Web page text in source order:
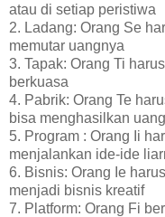
atau di setiap peristiwa
2. Ladang: Orang Se
memutar uangnya
3. Tapak: Orang Ti
berkuasa
4. Pabrik: Orang Te
bisa menghasilkan uang
5. Program : Orang Ii
menjalankan ide-ide
6. Bisnis: Orang Ie
menjadi bisnis kreatif
7. Platform: Orang Fi